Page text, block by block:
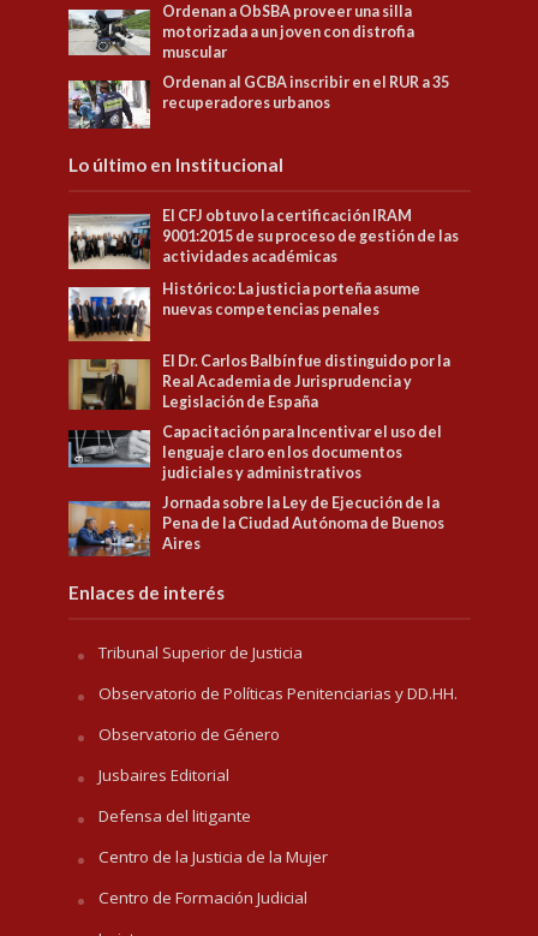
Ordenan a ObSBA proveer una silla
motorizada a un joven con distrofia
muscular
Ordenan al GCBA inscribir en el RUR a 35
recuperadores urbanos
Lo último en Institucional
El CFJ obtuvo la certificación IRAM
9001:2015 de su proceso de gestión de las
actividades académicas
Histórico: La justicia porteña asume
nuevas competencias penales
El Dr. Carlos Balbín fue distinguido por la
Real Academia de Jurisprudencia y
Legislación de España
Capacitación para Incentivar el uso del
lenguaje claro en los documentos
judiciales y administrativos
Jornada sobre la Ley de Ejecución de la
Pena de la Ciudad Autónoma de Buenos
Aires
Enlaces de interés
Tribunal Superior de Justicia
Observatorio de Políticas Penitenciarias y DD.HH.
Observatorio de Género
Jusbaires Editorial
Defensa del litigante
Centro de la Justicia de la Mujer
Centro de Formación Judicial